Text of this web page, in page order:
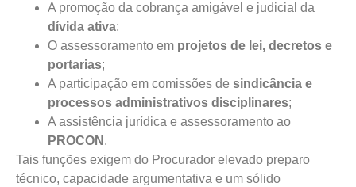
A promoção da cobrança amigável e judicial da
dívida ativa;
O assessoramento em projetos de lei, decretos e
portarias;
A participação em comissões de sindicância e
processos administrativos disciplinares;
A assistência jurídica e assessoramento ao
PROCON .
Tais funções exigem do Procurador elevado preparo
técnico, capacidade argumentativa e um sólido